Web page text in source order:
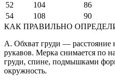
52
104 86
54
108 90
КАК ПРАВИЛЬНО
A. Обхват груди — расстояние
рукавов. Мерка снимается по
груди, спине, подмышками
окружность.